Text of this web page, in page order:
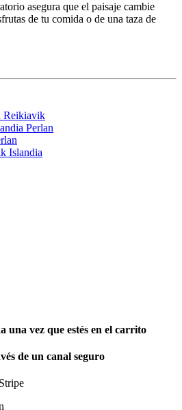
asegura que el paisaje cambie
de tu comida o de una taza de
una vez que estés en el carrito
de un canal seguro